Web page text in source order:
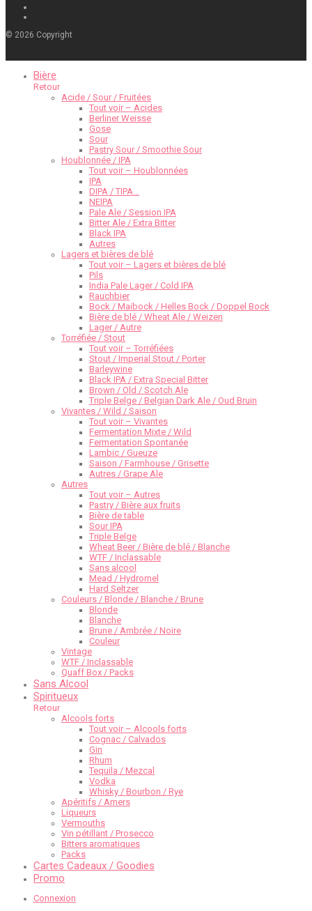
© 2026 Copyright
Bière
Retour
Acide / Sour / Fruitées
Tout voir – Acides
Berliner Weisse
Gose
Sour
Pastry Sour / Smoothie Sour
Houblonnée / IPA
Tout voir – Houblonnées
IPA
DIPA / TIPA…
NEIPA
Pale Ale / Session IPA
Bitter Ale / Extra Bitter
Black IPA
Autres
Lagers et bières de blé
Tout voir – Lagers et bières de blé
Pils
India Pale Lager / Cold IPA
Rauchbier
Bock / Maibock / Helles Bock / Doppel Bock
Bière de blé / Wheat Ale / Weizen
Lager / Autre
Torréfiée / Stout
Tout voir – Torréfiées
Stout / Imperial Stout / Porter
Barleywine
Black IPA / Extra Special Bitter
Brown / Old / Scotch Ale
Triple Belge / Belgian Dark Ale / Oud Bruin
Vivantes / Wild / Saison
Tout voir – Vivantes
Fermentation Mixte / Wild
Fermentation Spontanée
Lambic / Gueuze
Saison / Farmhouse / Grisette
Autres / Grape Ale
Autres
Tout voir – Autres
Pastry / Bière aux fruits
Bière de table
Sour IPA
Triple Belge
Wheat Beer / Bière de blé / Blanche
WTF / Inclassable
Sans alcool
Mead / Hydromel
Hard Seltzer
Couleurs / Blonde / Blanche / Brune
Blonde
Blanche
Brune / Ambrée / Noire
Couleur
Vintage
WTF / Inclassable
Quaff Box / Packs
Sans Alcool
Spiritueux
Retour
Alcools forts
Tout voir – Alcools forts
Cognac / Calvados
Gin
Rhum
Tequila / Mezcal
Vodka
Whisky / Bourbon / Rye
Apéritifs / Amers
Liqueurs
Vermouths
Vin pétillant / Prosecco
Bitters aromatiques
Packs
Cartes Cadeaux / Goodies
Promo
Connexion